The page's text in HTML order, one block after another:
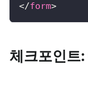
</form>
체크포인트